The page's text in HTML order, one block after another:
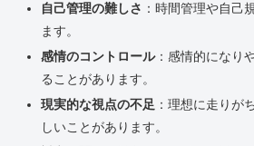
自己管理の難しさ ：時間管理や自己
ます。
感情のコントロール：感情的になり
ることがあります。
現実的な視点の不足 ：理想に走りが
しいことがあります。